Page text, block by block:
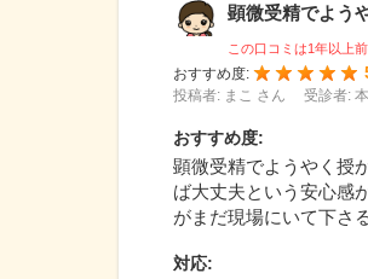
顕微受精でよう
この口コミは1年以上
おすすめ度:
投稿者: まこ さん
受診者:
おすすめ度:
顕微受精でようやく授
ば大丈夫という安心感
がまだ現場にいて下さ
対応: